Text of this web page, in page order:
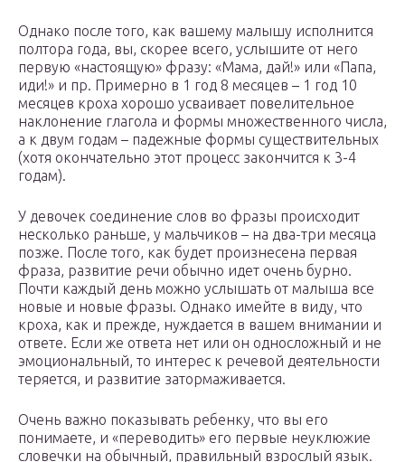
Однако после того, как вашему малышу исполнится
полтора года, вы, скорее всего, услышите от него
первую «настоящую» фразу: «Мама, дай!» или «Папа,
иди!» и пр. Примерно в 1 год 8 месяцев – 1 год 10
месяцев кроха хорошо усваивает повелительное
наклонение глагола и формы множественного числа,
а к двум годам – падежные формы существительных
(хотя окончательно этот процесс закончится к 3-4
годам).
У девочек соединение слов во фразы происходит
несколько раньше, у мальчиков – на два-три месяца
позже. После того, как будет произнесена первая
фраза, развитие речи обычно идет очень бурно.
Почти каждый день можно услышать от малыша все
новые и новые фразы. Однако имейте в виду, что
кроха, как и прежде, нуждается в вашем внимании и
ответе. Если же ответа нет или он односложный и не
эмоциональный, то интерес к речевой деятельности
теряется, и развитие затормаживается.
Очень важно показывать ребенку, что вы его
понимаете, и «переводить» его первые неуклюжие
словечки на обычный, правильный взрослый язык.